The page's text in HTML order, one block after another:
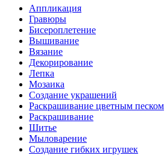
Аппликация
Гравюры
Бисероплетение
Вышивание
Вязание
Декорирование
Лепка
Мозаика
Создание украшений
Раскрашивание цветным песком
Раскрашивание
Шитье
Мыловарение
Создание гибких игрушек